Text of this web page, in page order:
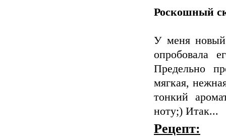
Роскошный
У меня новый
опробовала
Предельно
мягкая,
тонкий
ноту;) Итак...
Рецепт: